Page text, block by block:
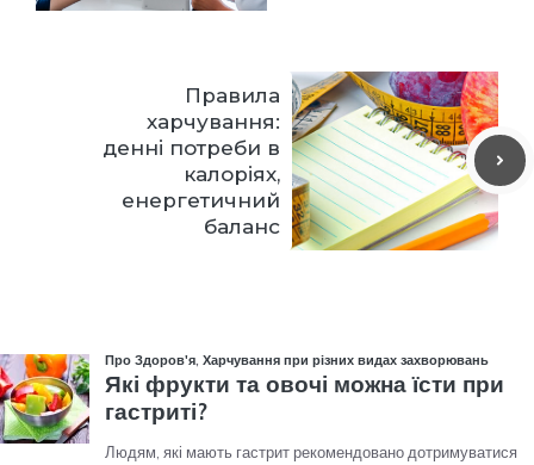
Правила
харчування:
денні потреби в
калоріях,
енергетичний
баланс